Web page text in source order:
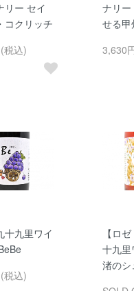
リー セイ
コクリッチ
税込)
ナリー
せる甲
3,630
十九里ワイ
税込)
【ロ
十九里
渚のシ